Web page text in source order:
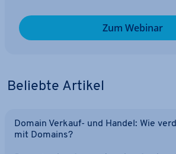
Zum Webinar
Beliebte Artikel
Domain Verkauf- und Handel: Wie
mit Domains?